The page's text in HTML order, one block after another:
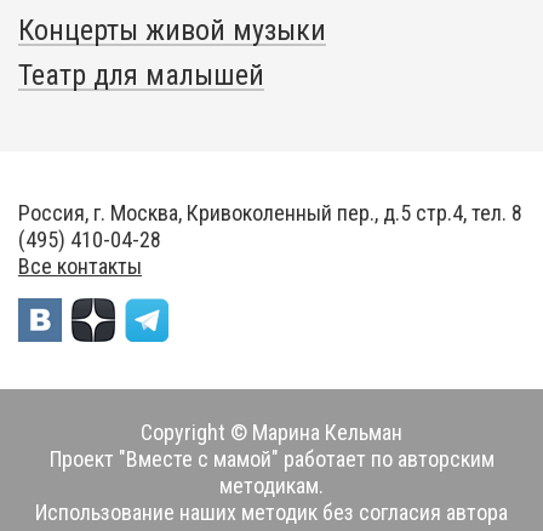
Концерты живой музыки
Театр для малышей
Россия, г. Москва, Кривоколенный пер., д.5 стр.4, тел. 8
(495) 410-04-28
Все контакты
Copyright © Марина Кельман
Проект "Вместе с мамой" работает по авторским
методикам.
Использование наших методик без согласия автора